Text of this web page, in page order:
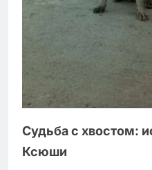
Судьба с хвостом:
Ксюши